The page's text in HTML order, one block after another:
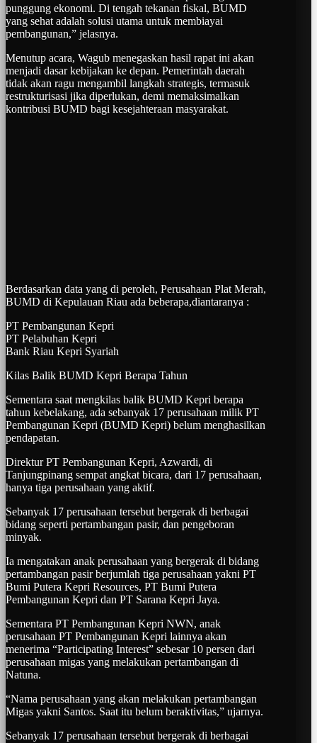
punggung ekonomi. Di tengah tekanan fiskal, BUMD
yang sehat adalah solusi utama untuk membiayai
pembangunan,” jelasnya.
Menutup acara, Wagub menegaskan hasil rapat ini akan
menjadi dasar kebijakan ke depan. Pemerintah daerah
tidak akan ragu mengambil langkah strategis, termasuk
restrukturisasi jika diperlukan, demi memaksimalkan
kontribusi BUMD bagi kesejahteraan masyarakat.
Berdasarkan data yang di peroleh, Perusahaan Plat Merah,
BUMD di Kepulauan Riau ada beberapa,diantaranya :
PT Pembangunan Kepri
PT Pelabuhan Kepri
Bank Riau Kepri Syariah
Kilas Balik BUMD Kepri Berapa Tahun
Sementara saat mengkilas balik BUMD Kepri berapa
tahun kebelakang, ada sebanyak 17 perusahaan milik PT
Pembangunan Kepri (BUMD Kepri) belum menghasilkan
pendapatan.
Direktur PT Pembangunan Kepri, Azwardi, di
Tanjungpinang sempat angkat bicara, dari 17 perusahaan,
hanya tiga perusahaan yang aktif.
Sebanyak 17 perusahaan tersebut bergerak di berbagai
bidang seperti pertambangan pasir, dan pengeboran
minyak.
Ia mengatakan anak perusahaan yang bergerak di bidang
pertambangan pasir berjumlah tiga perusahaan yakni PT
Bumi Putera Kepri Resources, PT Bumi Putera
Pembangunan Kepri dan PT Sarana Kepri Jaya.
Sementara PT Pembangunan Kepri NWN, anak
perusahaan PT Pembangunan Kepri lainnya akan
menerima “Participating Interest” sebesar 10 persen dari
perusahaan migas yang melakukan pertambangan di
Natuna.
“Nama perusahaan yang akan melakukan pertambangan
Migas yakni Santos. Saat itu belum beraktivitas,” ujarnya.
Sebanyak 17 perusahaan tersebut bergerak di berbagai